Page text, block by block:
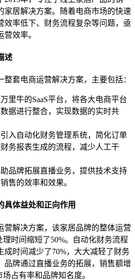
家居解决方案。随着电商市场的快速
效率低下、财务流程复杂等问题，亟
效率。
述
套电商运营解决方案，主要包括：
里牛的SaaS平台，将各大电商平台
据进行整合，实现数据的实时共
引入自动化财务管理系统，简化订单
务报表生成的流程，减少人工干
助品牌拓展直播业务，提供技术支持
售的效率和效果。
具体益处和正向作用
营解决方案，该家居品牌的整体运营
时间缩短了50%。自动化财务流程
成时间减少了70%，大大减轻了财务
品牌通过直播业务的拓展，销售额增
占有率和品牌知名度。